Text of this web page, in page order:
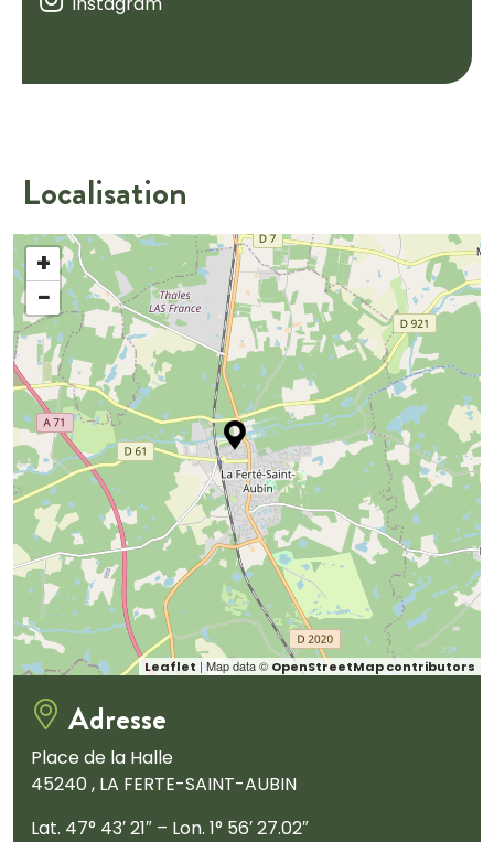
Localisation
+
−
Leaflet | Map data © OpenStreetMap contributors
Adresse
Place de la Halle
45240 , LA FERTE-SAINT-AUBIN
Lat. 47° 43′ 21″ – Lon. 1° 56′ 27.02″